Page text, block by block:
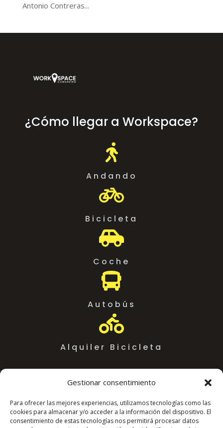
Gestionar consentimiento
Para ofrecer las mejores experiencias, utilizamos tecnologías como las
cookies para almacenar y/o acceder a la información del dispositivo. El
consentimiento de estas tecnologías nos permitirá procesar datos
Antonio Contreras...
¿Cómo llegar a Workspace?

Andando

Bicicleta

Coche

Autobús

Alquiler Bicicleta